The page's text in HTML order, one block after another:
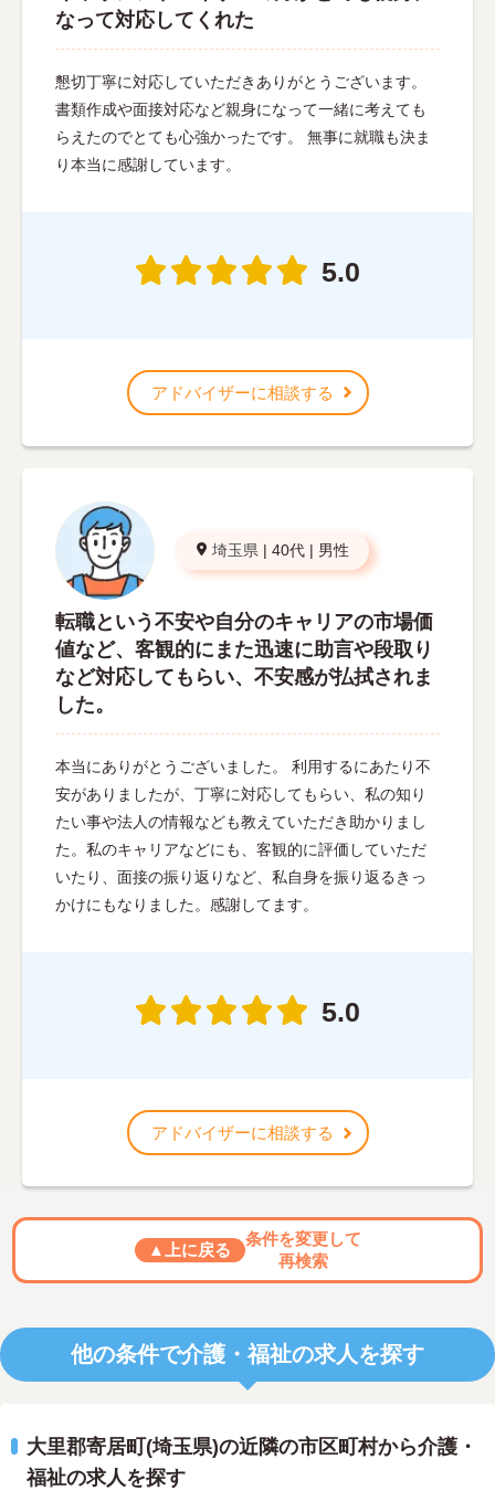
なって対応してくれた
懇切丁寧に対応していただきありがとうございます。
書類作成や面接対応など親身になって一緒に考えても
らえたのでとても心強かったです。 無事に就職も決ま
り本当に感謝しています。
5.0
アドバイザーに相談する
埼玉県 | 40代 | 男性
転職という不安や自分のキャリアの市場価
値など、客観的にまた迅速に助言や段取り
など対応してもらい、不安感が払拭されま
した。
本当にありがとうございました。 利用するにあたり不
安がありましたが、丁寧に対応してもらい、私の知り
たい事や法人の情報なども教えていただき助かりまし
た。私のキャリアなどにも、客観的に評価していただ
いたり、面接の振り返りなど、私自身を振り返るきっ
かけにもなりました。感謝してます。
5.0
アドバイザーに相談する
▲上に戻る
条件を変更して
再検索
他の条件で介護・福祉の求人を探す
大里郡寄居町(埼玉県)の近隣の市区町村から介護・
福祉の求人を探す